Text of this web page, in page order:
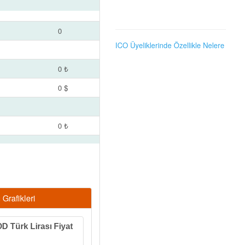
0
0 ₺
0 $
0 ₺
Grafikleri
Türk Lirası Fiyat
ICO Üyeliklerinde Özellikle